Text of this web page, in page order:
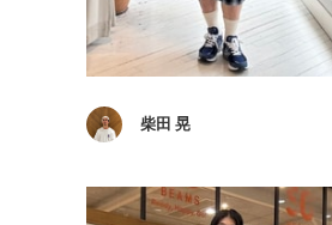
柴田 晃